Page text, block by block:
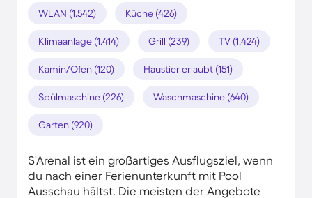
WLAN (1.542) Küche (426)
Klimaanlage (1.414) Grill (239) TV (1.424)
Kamin/Ofen (120) Haustier erlaubt (151)
Spülmaschine (226) Waschmaschine (640)
Garten (920)
S'Arenal ist ein großartiges Ausflugsziel, wenn
du nach einer Ferienunterkunft mit Pool
Ausschau hältst. Die meisten der Angebote